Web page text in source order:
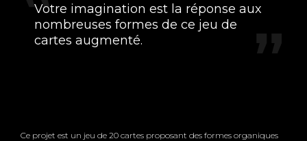
Votre imagination est la réponse aux
nombreuses formes de ce jeu de
cartes augmenté.
Ce projet est un jeu de 20 cartes proposant des formes organiques